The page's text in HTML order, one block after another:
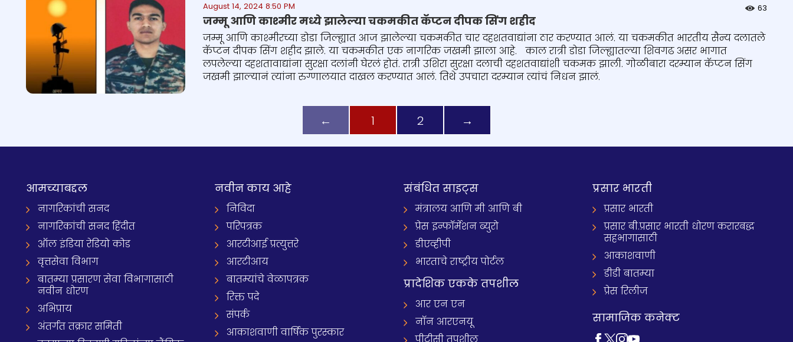
August 14, 2024 8:50 PM 63
जम्मू आणि काश्मीर मध्ये झालेल्या चकमकीत कॅप्टन दीपक सिंग शहीद
जम्मू आणि काश्मीरच्या डोडा जिल्ह्यात आज झालेल्या चकमकीत चार दहशतवाद्यांना ठार करण्यात आलं. या चकमकीत भारतीय सैन्य दलातले
कॅप्टन दीपक सिंग शहीद झाले. या चकमकीत एक नागरिक जखमी झाला आहे. काल रात्री डोडा जिल्ह्यातल्या शिवगढ असर भागात
लपलेल्या दहशतावाद्यांना सुरक्षा दलांनी घेरलं होतं. रात्री उशिरा सुरक्षा दलाची दहशतवाद्यांशी चकमक झाली. गोळीबारा दरम्यान कॅप्टन सिंग
जखमी झाल्यानं त्यांना रुग्णालयात दाखल करण्यात आलं. तिथे उपचारा दरम्यान त्यांचं निधन झालं.
← 1 2 →
आमच्याबद्दल
नागरिकांची सनद
नागरिकांची सनद हिंदीत
ऑल इंडिया रेडियो कोड
वृत्तसेवा विभाग
बातम्या प्रसारण सेवा विभागासाठी
नवीन धोरण
अभिप्राय
अंतर्गत तक्रार समिती
नवीन काय आहे
निविदा
परिपत्रक
आरटीआई प्रत्युत्तरे
आरटीआय
बातम्यांचे वेळापत्रक
रिक्त पदे
संपर्क
आकाशवाणी वार्षिक पुरस्कार
संबंधित साइट्स
मंत्रालय आणि मी आणि बी
प्रेस इन्फॉर्मेशन ब्युरो
डीएव्हीपी
भारताचे राष्ट्रीय पोर्टल
प्रादेशिक एकके तपशील
आर एन एन
नॉन आरएनयू
प्रसार भारती
प्रसार भारती
प्रसार बी.प्रसार भारती धोरण करारबद्ध
सहभागासाठी
आकाशवाणी
डीडी बातम्या
प्रेस रिलीज
सामाजिक कनेक्ट